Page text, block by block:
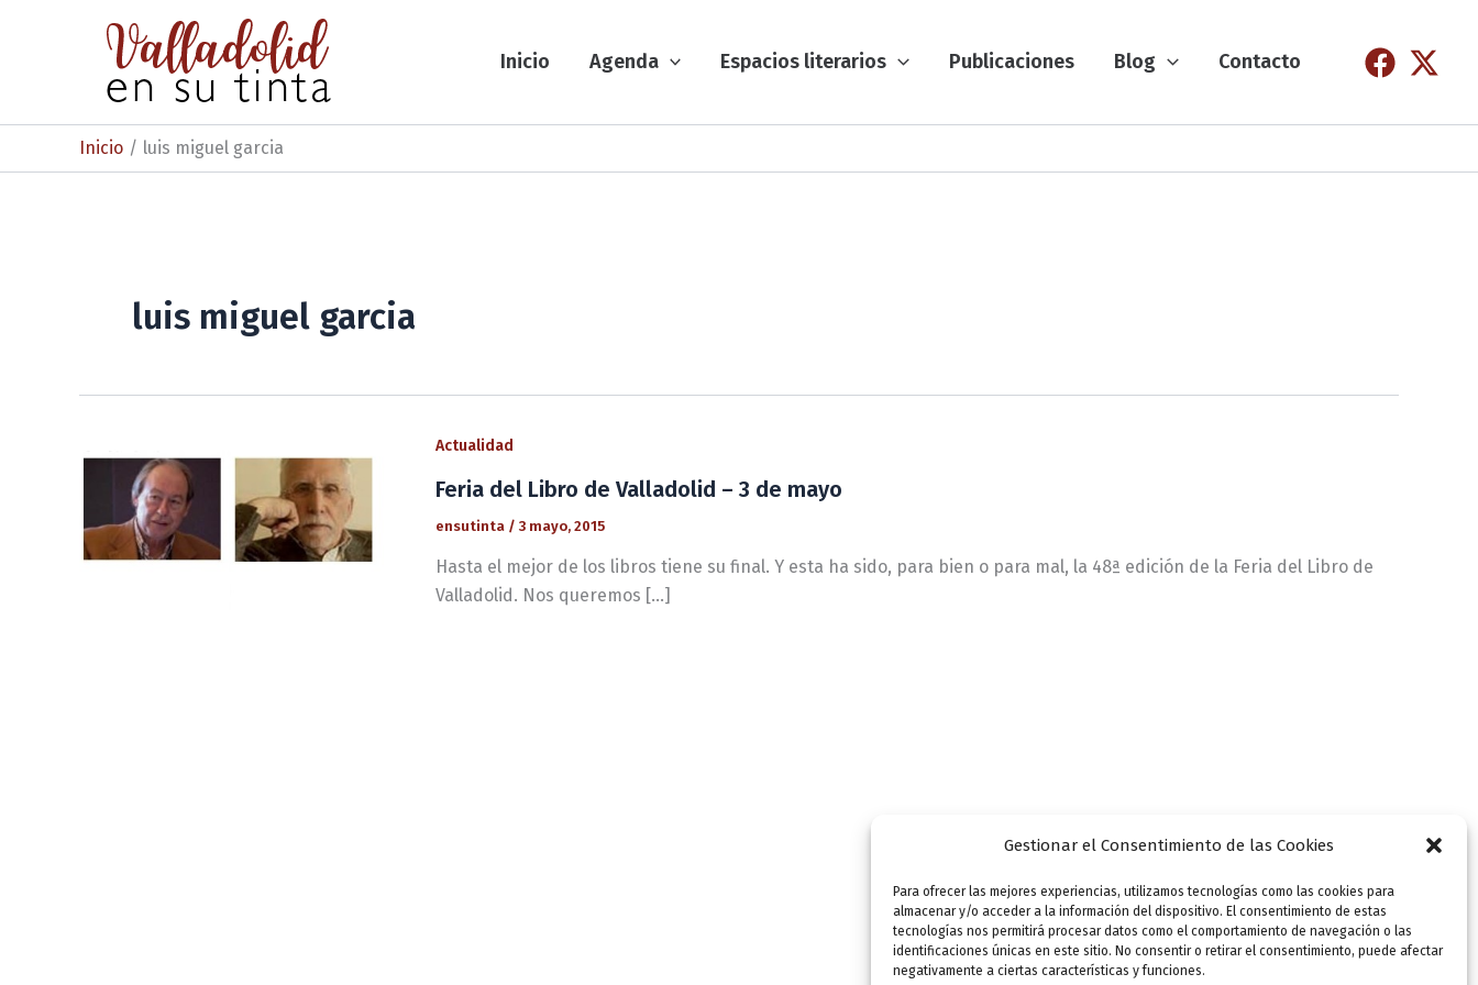
Gestionar el Consentimiento de las Cookies
Para ofrecer las mejores experiencias, utilizamos tecnologías como las cookies para
almacenar y/o acceder a la información del dispositivo. El consentimiento de estas
tecnologías nos permitirá procesar datos como el comportamiento de navegación o las
identificaciones únicas en este sitio. No consentir o retirar el consentimiento, puede afectar
negativamente a ciertas características y funciones.
Inicio Agenda Espacios literarios Publicaciones Blog Contacto
Inicio luis miguel garcia
luis miguel garcia
Actualidad
Feria del Libro de Valladolid – 3 de mayo
ensutinta / 3 mayo, 2015
Hasta el mejor de los libros tiene su final. Y esta ha sido, para bien o para mal, la 48ª edición de la Feria del Libro de
Valladolid. Nos queremos […]